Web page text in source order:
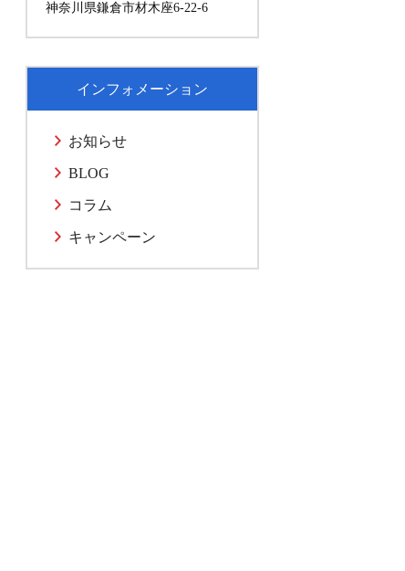
神奈川県鎌倉市材木座6-22-6
インフォメーション
お知らせ
BLOG
コラム
キャンペーン